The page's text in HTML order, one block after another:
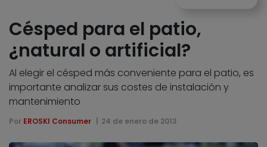
Césped para el patio,
¿natural o artificial?
Al elegir el césped más conveniente para el patio, es
importante analizar sus costes de instalación y
mantenimiento
Por EROSKI Consumer 24 de enero de 2013